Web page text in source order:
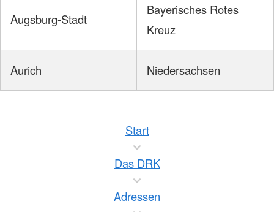
Augsburg-Stadt
Bayerisches Rotes
Kreuz
Aurich Niedersachsen
Start
Das DRK
Adressen